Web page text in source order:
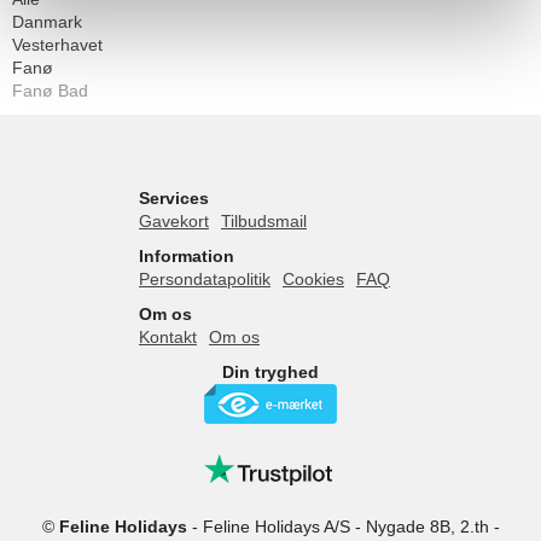
Danmark
Vesterhavet
Fanø
Fanø Bad
Services
Gavekort
Tilbudsmail
Information
Persondatapolitik
Cookies
FAQ
Om os
Kontakt
Om os
Din tryghed
© Feline Holidays- Feline Holidays A/S- Nygade 8B, 2.th -